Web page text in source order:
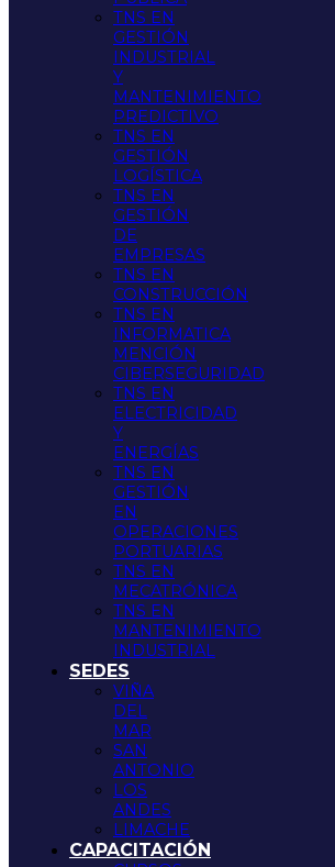
TNS EN
GESTIÓN
INDUSTRIAL
Y
MANTENIMIENTO
PREDICTIVO
TNS EN
GESTIÓN
LOGÍSTICA
TNS EN
GESTIÓN
DE
EMPRESAS
TNS EN
CONSTRUCCIÓN
TNS EN
INFORMATICA
MENCIÓN
CIBERSEGURIDAD
TNS EN
ELECTRICIDAD
Y
ENERGÍAS
TNS EN
GESTIÓN
EN
OPERACIONES
PORTUARIAS
TNS EN
MECATRÓNICA
TNS EN
MANTENIMIENTO
INDUSTRIAL
SEDES
VIÑA
DEL
MAR
SAN
ANTONIO
LOS
ANDES
LIMACHE
CAPACITACIÓN